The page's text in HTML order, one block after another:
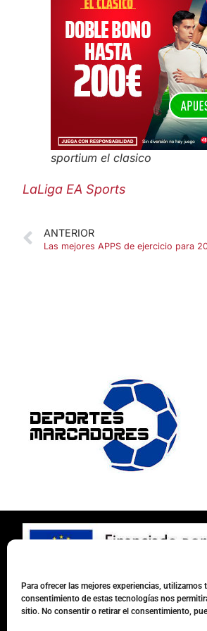
Para ofrecer las mejores experiencias,
consentimiento de estas tecnologías nos
sitio. No consentir o retirar el consentimiento,
sportium el clasico
LaLiga EA Sports
ANTERIOR
Las mejores APPS de ejercicio para